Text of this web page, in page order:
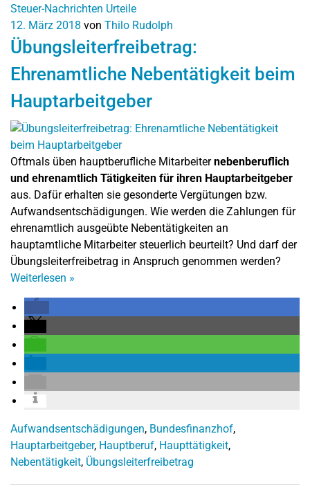
Steuer-Nachrichten Urteile
12. März 2018 von Thilo Rudolph
Übungsleiterfreibetrag:
Ehrenamtliche Nebentätigkeit beim
Hauptarbeitgeber
Oftmals üben hauptberufliche Mitarbeiternebenberuflich
und ehrenamtlich Tätigkeiten für ihren Hauptarbeitgeber
aus. Dafür erhalten sie gesonderte Vergütungen bzw.
Aufwandsentschädigungen. Wie werden die Zahlungen für
ehrenamtlich ausgeübte Nebentätigkeiten an
hauptamtliche Mitarbeiter steuerlich beurteilt? Und darf der
Übungsleiterfreibetrag in Anspruch genommen werden?
Weiterlesen »
Aufwandsentschädigungen, Bundesfinanzhof,
Hauptarbeitgeber, Hauptberuf, Haupttätigkeit,
Nebentätigkeit, Übungsleiterfreibetrag